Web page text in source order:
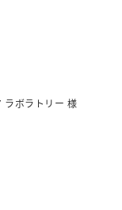
ラボラトリー 様